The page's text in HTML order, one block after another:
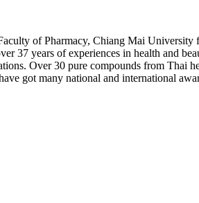
of Pharmacy, Chiang Mai University
37 years of experiences in health and
Over 30 pure compounds from Thai
got many national and international